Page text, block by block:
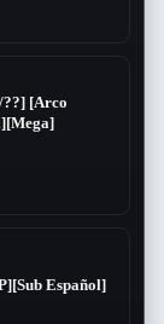
??] [Arco